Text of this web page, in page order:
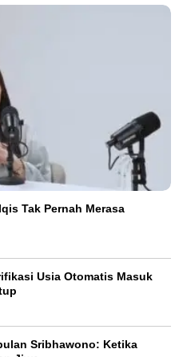
Tak Pernah Merasa
Usia Otomatis Masuk
Sribhawono: Ketika